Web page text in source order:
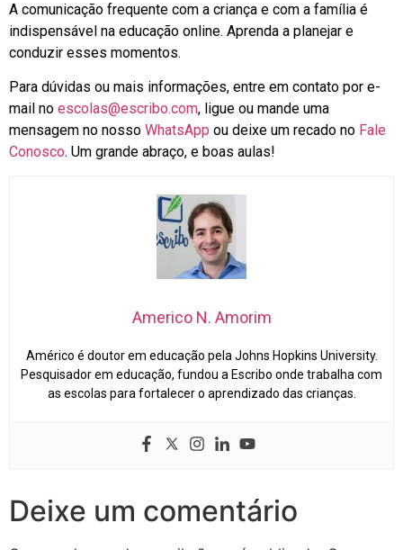
A comunicação frequente com a criança e com a família é
indispensável na educação online. Aprenda a planejar e
conduzir esses momentos.
Para dúvidas ou mais informações, entre em contato por e-
mail no escolas@escribo.com, ligue ou mande uma
mensagem no nosso WhatsApp ou deixe um recado no Fale
Conosco. Um grande abraço, e boas aulas!
Americo N. Amorim
Américo é doutor em educação pela Johns Hopkins University.
Pesquisador em educação, fundou a Escribo onde trabalha com
as escolas para fortalecer o aprendizado das crianças.
Deixe um comentário